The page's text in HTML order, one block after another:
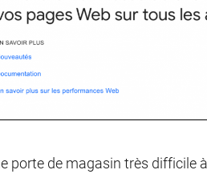
porte de magasin très difficile